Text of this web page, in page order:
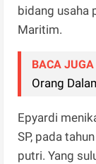
bidang usaha
Maritim.
BACA JUGA
Orang
Epyardi
SP, pada
putri. Yang